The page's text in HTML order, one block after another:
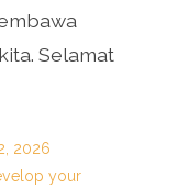
Selamat
2026
your